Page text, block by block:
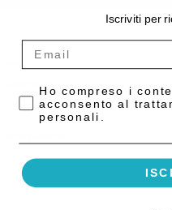
COD:1310-1
Categorie:
Filo Retrattore Liquidi
Iscriviti per
Privacy Policy
Ho compreso i
acconsento al
personali.